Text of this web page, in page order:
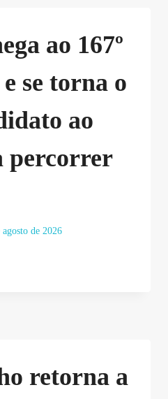
ao 167º
se torna o
ao
percorrer
agosto de 2026
retorna a